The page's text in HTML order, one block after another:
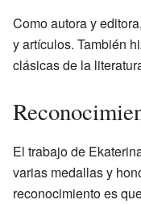
Como autora y
y artículos. También
clásicas de la
El trabajo de
varias medallas y
reconocimiento es